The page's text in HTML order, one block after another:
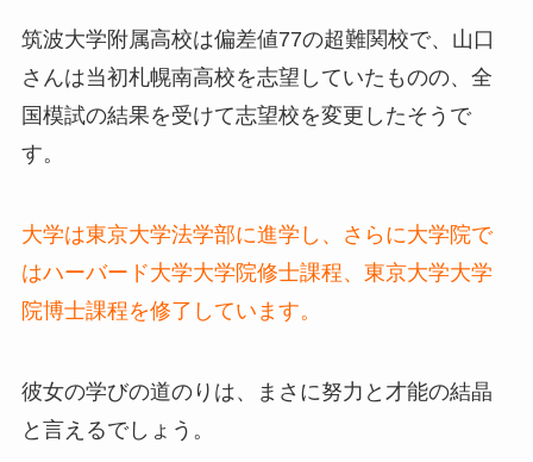
筑波大学附属高校は偏差値77の超難関校で、山口
さんは当初札幌南高校を志望していたものの、全
国模試の結果を受けて志望校を変更したそうで
す。
大学は東京大学法学部に進学し、さらに大学院で
はハーバード大学大学院修士課程、東京大学大学
院博士課程を修了しています。
彼女の学びの道のりは、まさに努力と才能の結晶
と言えるでしょう。